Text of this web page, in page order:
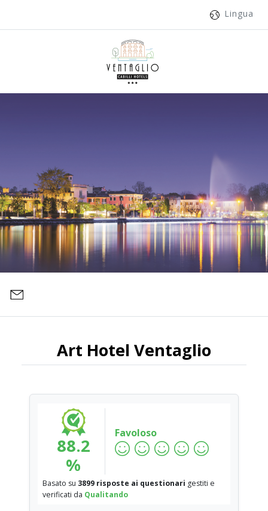
Lingua
Art Hotel Ventaglio
88.2
%
Favoloso
Basato su 3899 risposte ai questionari gestiti e
verificati da Qualitando